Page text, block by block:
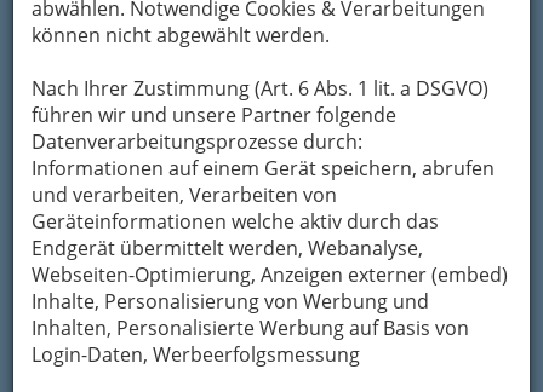
abwählen. Notwendige Cookies & Verarbeitungen
können nicht abgewählt werden.
Nach Ihrer Zustimmung (Art. 6 Abs. 1 lit. a DSGVO)
führen wir und unsere Partner folgende
Datenverarbeitungsprozesse durch:
Informationen auf einem Gerät speichern, abrufen
und verarbeiten, Verarbeiten von
Geräteinformationen welche aktiv durch das
Endgerät übermittelt werden, Webanalyse,
Webseiten-Optimierung, Anzeigen externer (embed)
Inhalte, Personalisierung von Werbung und
Inhalten, Personalisierte Werbung auf Basis von
Login-Daten, Werbeerfolgsmessung
Navigation